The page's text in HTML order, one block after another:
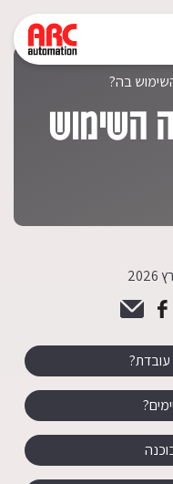
בה?
השימוש
עובדת?